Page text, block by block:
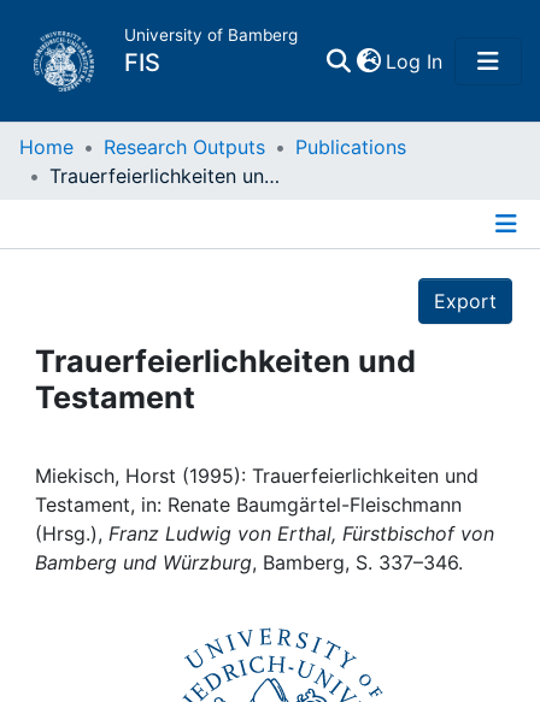
University of Bamberg
FIS Log In(current)
Home
Projects
People
Institutions
Awards
Home Research Outputs
Publications
Trauerfeierlichkeiten und Testament
Export
Trauerfeierlichkeiten und
Testament
Miekisch, Horst (1995): Trauerfeierlichkeiten und
Testament, in: Renate Baumgärtel-Fleischmann
(Hrsg.), Franz Ludwig von Erthal, Fürstbischof von
Bamberg und Würzburg, Bamberg, S. 337–346.